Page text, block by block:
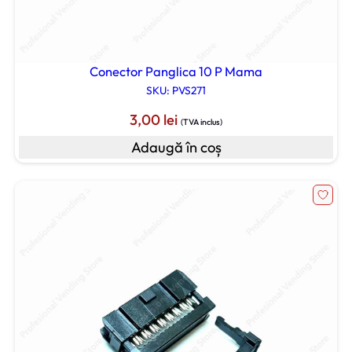
Conector Panglica 10 P Mama
SKU: PVS271
3,00 lei (TVA inclus)
Adaugă în coș